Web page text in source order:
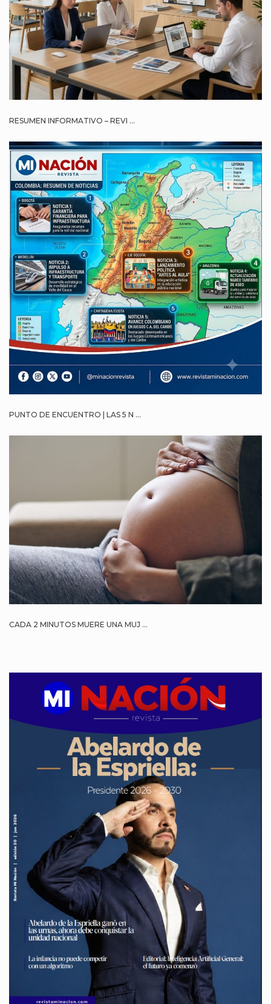
RESUMEN INFORMATIVO – REVI ...
PUNTO DE ENCUENTRO | LAS 5 N ...
CADA 2 MINUTOS MUERE UNA MUJ ...